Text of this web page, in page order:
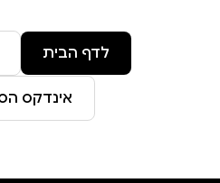
לדף הבית
אינדקס